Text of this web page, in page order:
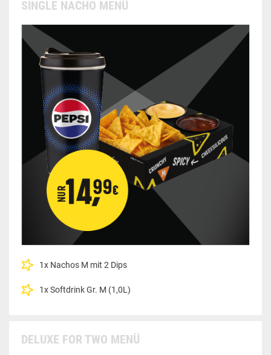
SINGLE NACHO MENÜ
1x Nachos M mit 2 Dips
1x Softdrink Gr. M (1,0L)
DELUXE FOR TWO MENÜ